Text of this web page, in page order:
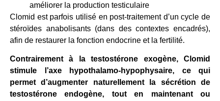
améliorer la production testiculaire
Clomid est parfois utilisé en post-traitement d’un cycle de
stéroïdes anabolisants (dans des contextes encadrés),
afin de restaurer la fonction endocrine et la fertilité.
Contrairement à la testostérone exogène, Clomid
stimule l’axe hypothalamo-hypophysaire, ce qui
permet d’augmenter naturellement la sécrétion de
testostérone endogène, tout en maintenant ou